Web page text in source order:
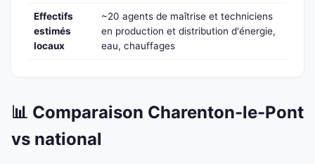
Effectifs
estimés
locaux
~20 agents de maîtrise et techniciens
en production et distribution d'énergie,
eau, chauffages
📊 Comparaison Charenton-le-Pont
vs national